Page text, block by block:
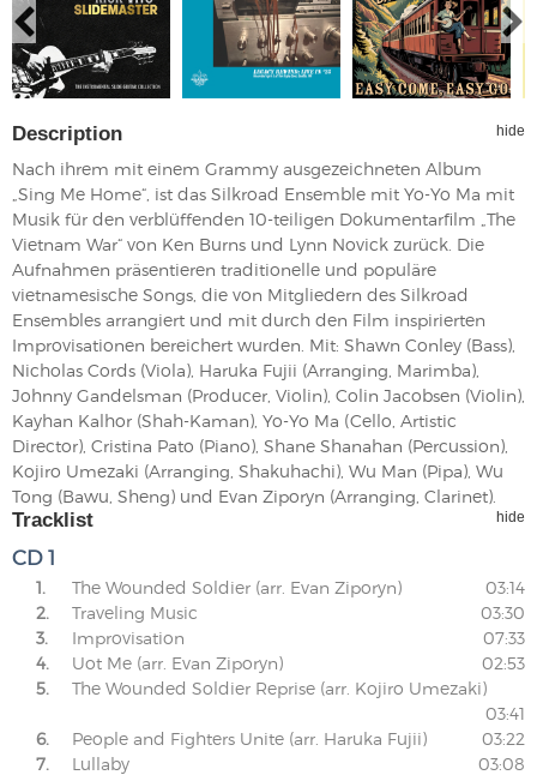
Description hide
Nach ihrem mit einem Grammy ausgezeichneten Album
„Sing Me Home“, ist das Silkroad Ensemble mit Yo-Yo Ma mit
Musik für den verblüffenden 10-teiligen Dokumentarfilm „The
Vietnam War“ von Ken Burns und Lynn Novick zurück. Die
Aufnahmen präsentieren traditionelle und populäre
vietnamesische Songs, die von Mitgliedern des Silkroad
Ensembles arrangiert und mit durch den Film inspirierten
Improvisationen bereichert wurden. Mit: Shawn Conley (Bass),
Nicholas Cords (Viola), Haruka Fujii (Arranging, Marimba),
Johnny Gandelsman (Producer, Violin), Colin Jacobsen (Violin),
Kayhan Kalhor (Shah-Kaman), Yo-Yo Ma (Cello, Artistic
Director), Cristina Pato (Piano), Shane Shanahan (Percussion),
Kojiro Umezaki (Arranging, Shakuhachi), Wu Man (Pipa), Wu
Tong (Bawu, Sheng) und Evan Ziporyn (Arranging, Clarinet).
Tracklist hide
CD 1
1. The Wounded Soldier (arr. Evan Ziporyn)
03:14
2.
Traveling Music
03:30
3.
Improvisation
07:33
4.
Uot Me (arr. Evan Ziporyn)
02:53
5.
The Wounded Soldier Reprise (arr. Kojiro Umezaki)
03:41
6.
People and Fighters Unite (arr. Haruka Fujii)
03:22
7.
Lullaby
03:08